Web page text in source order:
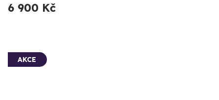
6 900 Kč
AKCE